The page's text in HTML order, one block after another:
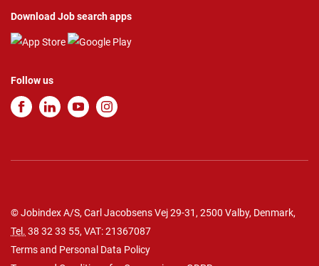
Download Job search apps
Follow us
© Jobindex A/S, Carl Jacobsens Vej 29-31, 2500 Valby, Denmark,
Tel. 38 32 33 55, VAT: 21367087
Terms and Personal Data Policy